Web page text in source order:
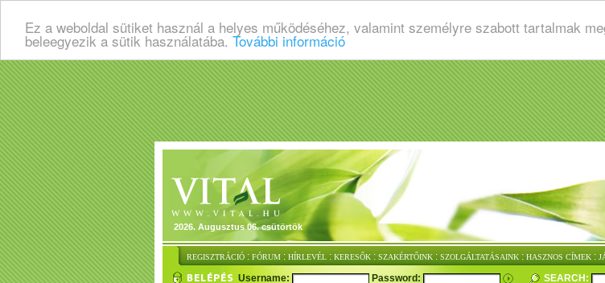
Ez a weboldal sütiket használ a helyes működéséhez, valamint személyre szabott tartalmak
beleegyezik a sütik használatába. További információ
2026. Augusztus 06. csütörtök
REGISZTRÁCIÓ : FÓRUM : HÍRLEVÉL : KERESŐK : SZAKÉRTŐINK : SZOLGÁLTATÁSAINK : HASZNOS CÍMEK :
Username: Password:
SEARCH: